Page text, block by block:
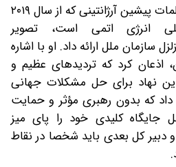
رافائل گروسی ۶۵‌ساله، دیپلمات پیشین آرژانتینی که از سال ۲۰۱۹
انرژی اتمی است، تصویر
سازمان ملل ارائه داد. او با اشاره
کرد که تردیدهای عظیم و
این نهاد برای حل مشکلات جهانی
که بدون رهبری مؤثر و حمایت
جایگاه کلیدی خود را پای میز
دبیر کل بعدی باید شخصا در نقاط